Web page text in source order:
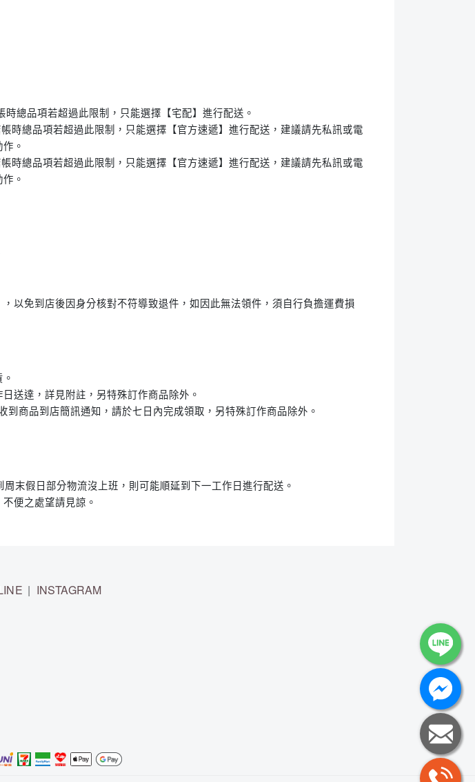
總品項若超過此限制，只能選擇【宅配】進行配送。
時總品項若超過此限制，只能選擇【官方速遞】進行配送，建議請先私訊或電
。
時總品項若超過此限制，只能選擇【官方速遞】進行配送，建議請先私訊或電
。
以免到店後因身分核對不符導致退件，如因此無法領件，須自行負擔運費損
送達，詳見附註，另特殊訂作商品除外。
商品到店簡訊通知，請於七日內完成領取，另特殊訂作商品除外。
末假日部分物流沒上班，則可能順延到下一工作日進行配送。
便之處望請見諒。
INSTAGRAM